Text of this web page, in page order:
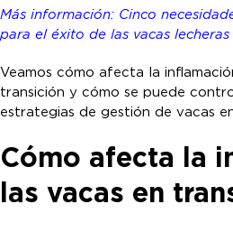
Más información: Cinco
para el éxito de las vacas
Veamos cómo afecta la
transición y cómo se puede
estrategias de gestión de vacas
Cómo afecta la
las vacas en